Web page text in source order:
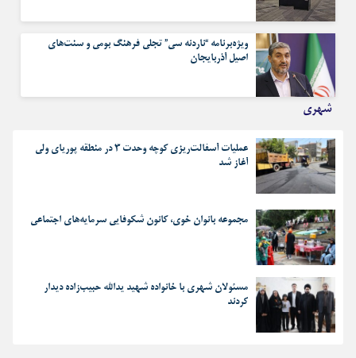
آپارات
اپلیکیشن
مرا به خاطر بسپار
ویژه‌برنامه “ناردنه سی” تجلی فرهنگ بومی و سنت‌های
اصیل آذربایجان
شهری
عملیات آسفالت‌ریزی کوچه وحدت ۳ در منطقه پوریای ولی
آغاز شد
مجموعه بانوان خوی، کانون شکوفایی سرمایه‌های اجتماعی
مسئولان شهری با خانواده شهید یدالله حبیب‌زاده دیدار
کردند